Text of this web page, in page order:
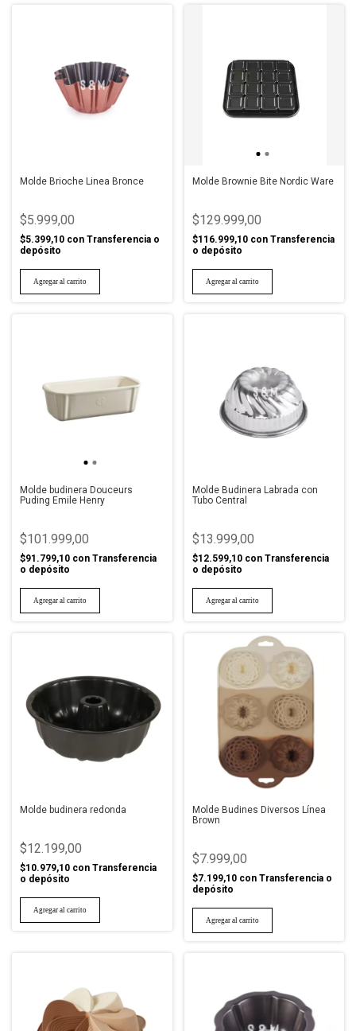
Molde Brioche Linea Bronce
$5.999,00
$5.399,10 con Transferencia o
depósito
Molde Brownie Bite Nordic Ware
$129.999,00
$116.999,10 con Transferencia
o depósito
Molde budinera Douceurs
Puding Emile Henry
$101.999,00
$91.799,10 con Transferencia
o depósito
Molde Budinera Labrada con
Tubo Central
$13.999,00
$12.599,10 con Transferencia
o depósito
Molde budinera redonda
$12.199,00
$10.979,10 con Transferencia
o depósito
Molde Budines Diversos Línea
Brown
$7.999,00
$7.199,10 con Transferencia o
depósito